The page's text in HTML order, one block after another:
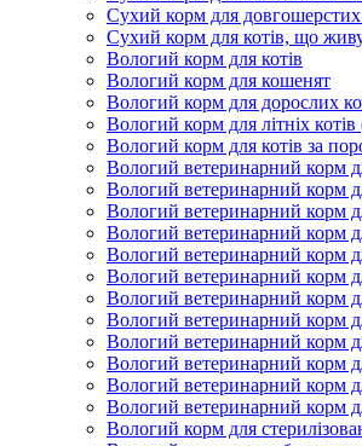
Сухий корм для довгошерстих
Сухий корм для котів, що
Вологий корм для котів
Вологий корм для кошенят
Вологий корм для дорослих
Вологий корм для літніх
Вологий корм для котів за
Вологий ветеринарний корм
Вологий ветеринарний корм
Вологий ветеринарний корм
Вологий ветеринарний корм
Вологий ветеринарний корм
Вологий ветеринарний корм
Вологий ветеринарний корм
Вологий ветеринарний корм
Вологий ветеринарний корм
Вологий ветеринарний корм
Вологий ветеринарний корм
Вологий ветеринарний корм
Вологий корм для